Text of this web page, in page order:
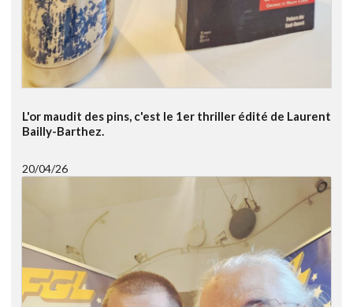
L'or maudit des pins, c'est le 1er thriller édité de Laurent
Bailly-Barthez.
20/04/26